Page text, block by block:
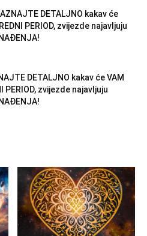
DETALJNO kakav će
PERIOD, zvijezde najavljuju
DETALJNO kakav će VAM
PERIOD, zvijezde najavljuju